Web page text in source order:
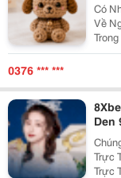
Có
Về Ngay! Em Móc Khóa Gấu
Trong Số Đó Một Chiếc
Treo
0376 *** ***
Den
Trực
Trực